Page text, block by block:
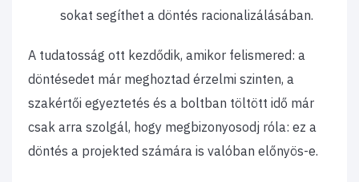
sokat segíthet a döntés racionalizálásában.
A tudatosság ott kezdődik, amikor felismered: a
döntésedet már meghoztad érzelmi szinten, a
szakértői egyeztetés és a boltban töltött idő már
csak arra szolgál, hogy megbizonyosodj róla: ez a
döntés a projekted számára is valóban előnyös-e.